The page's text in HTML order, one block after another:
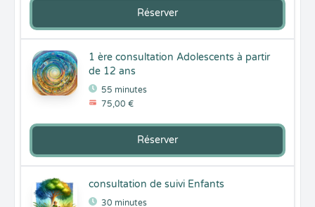
Réserver
1 ère consultation Adolescents à partir
de 12 ans
55 minutes
75,00 €
Réserver
consultation de suivi Enfants
30 minutes